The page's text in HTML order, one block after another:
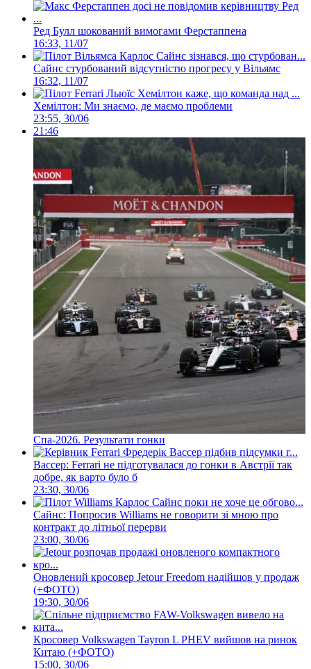
Ред Булл шокований вимогами Ферстаппена
16:33, 11/07
Сайнс стурбований відсутністю прогресу у Вільямс
16:32, 11/07
Хемілтон: Ми знаємо, де маємо проблеми
23:55, 30/06
21:46
Спа-2026. Результати гонки
Вассер: Ferrari не підготувалася до гонки в Австрії так
добре, як варто було б
23:30, 30/06
Сайнс: Попросив Williams не говорити зі мною про
контракт до літньої перерви
23:00, 30/06
Оновлений кросовер Jetour Freedom надійшов у продаж
(+ФОТО)
19:30, 30/06
Кросовер Volkswagen Tayron L PHEV вийшов на ринок
Китаю (+ФОТО)
15:00, 30/06